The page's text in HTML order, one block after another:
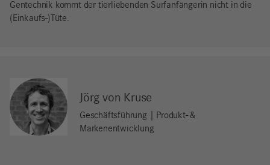
Gentechnik kommt der tierliebenden Surfanfängerin nicht in die
(Einkaufs-)Tüte.
Jörg von Kruse
Geschäftsführung | Produkt- &
Markenentwicklung